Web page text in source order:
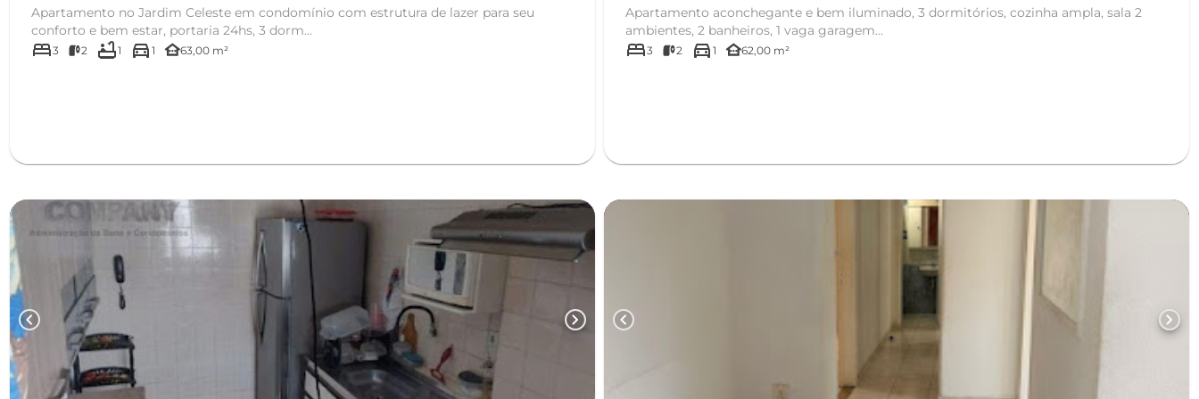
Apartamento no Jardim Celeste em condomínio com estrutura de lazer para seu
conforto e bem estar, portaria 24hs, 3 dorm...
bed3 2 bathtub1 directions_car 1 other_houses63,00 m²
Apartamento aconchegante e bem iluminado, 3 dormitórios, cozinha ampla, sala 2
ambientes, 2 banheiros, 1 vaga garagem...
bed3 2 directions_car 1 other_houses62,00 m²
chevron_left chevron_right chevron_left chevron_right